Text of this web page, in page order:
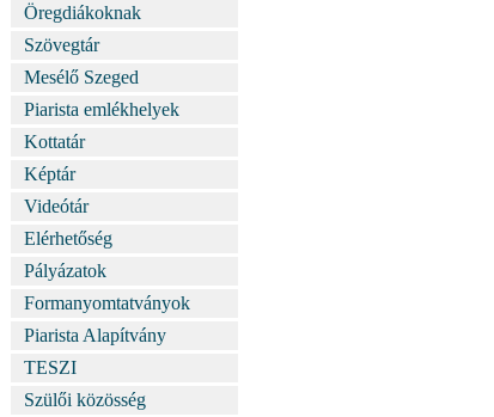
Öregdiákoknak
Szövegtár
Mesélő Szeged
Piarista emlékhelyek
Kottatár
Képtár
Videótár
Elérhetőség
Pályázatok
Formanyomtatványok
Piarista Alapítvány
TESZI
Szülői közösség